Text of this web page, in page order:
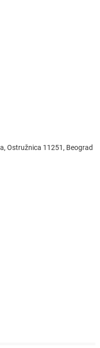
Ostružnica 11251, Beograd